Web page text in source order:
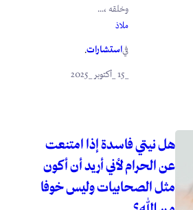
وخلقه ،...
ملاذ
فياستشارات.
هل نيتي فاسدة إذا امتنعت
عن الحرام لأني أريد أن أكون
مثل الصحابيات وليس خوفا